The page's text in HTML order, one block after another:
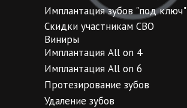
Протезирование зубов
Виниры
Удаление зубов
Имплантация All on 6
Имплантация All on 4
Имплантация зубов "под ключ"
Скидки участникам СВО